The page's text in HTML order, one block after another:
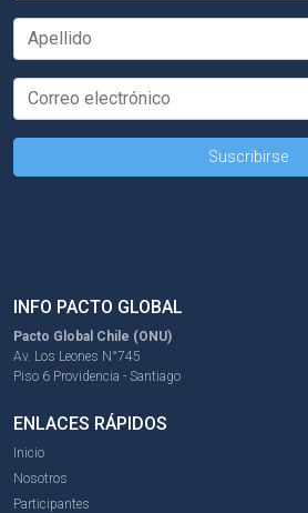
INFO PACTO GLOBAL
Pacto Global Chile (ONU)
Av. Los Leones N°745
Piso 6 Providencia - Santiago
ENLACES RÁPIDOS
Inicio
Nosotros
Participantes